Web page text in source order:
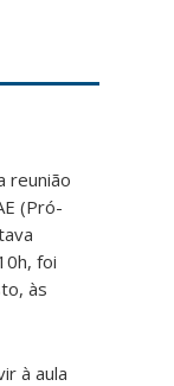
reunião
(Pró-
foi
às
à aula